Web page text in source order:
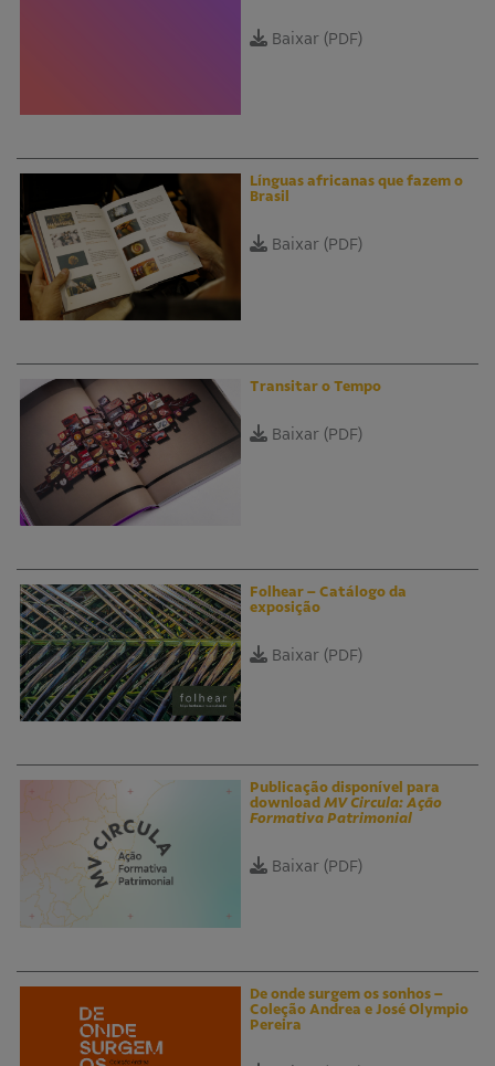
Fale conosco
Baixar (PDF)
Línguas africanas que fazem o
Brasil
Baixar (PDF)
Transitar o Tempo
Baixar (PDF)
Folhear – Catálogo da
exposição
Baixar (PDF)
Publicação disponível para
download MV Circula: Ação
Formativa Patrimonial
Baixar (PDF)
De onde surgem os sonhos –
Coleção Andrea e José Olympio
Pereira